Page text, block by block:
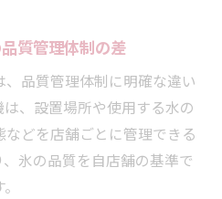
質管理体制の差
品質管理体制に明確な違い
、設置場所や使用する水の
どを店舗ごとに管理できる
氷の品質を自店舗の基準で